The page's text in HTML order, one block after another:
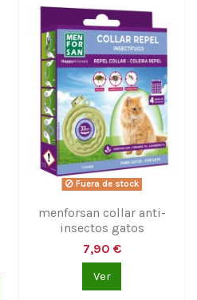
Fuera de stock
menforsan collar anti-
insectos gatos
7,90 €
Ver